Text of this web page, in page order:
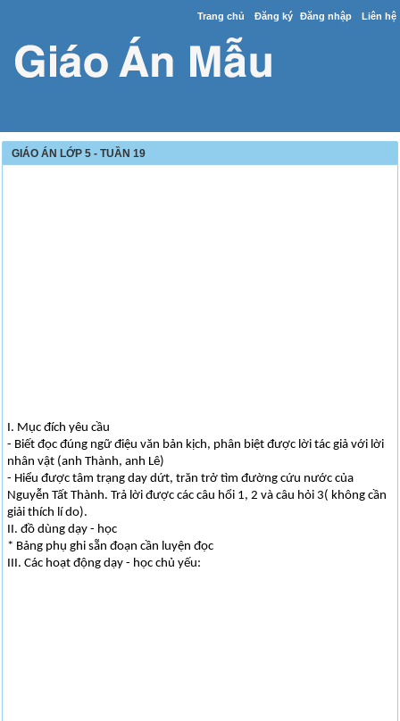
Trang chủ Đăng ký Đăng nhập Liên hệ
GIÁO ÁN LỚP 5 - TUẦN 19
I. Mục đích yêu cầu
- Biết đọc đúng ngữ điệu văn bản kịch, phân biệt được lời tác giả với lời
nhân vật (anh Thành, anh Lê)
- Hiểu được tâm trạng day dứt, trăn trở tìm đường cứu nước của
Nguyễn Tất Thành. Trả lời được các câu hổi 1, 2 và câu hỏi 3( không cần
giải thích lí do).
II. đồ dùng dạy - học
* Bảng phụ ghi sẵn đoạn cần luyện đọc
III. Các hoạt động dạy - học chủ yếu: